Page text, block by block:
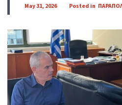
May 31, 2026 Posted in